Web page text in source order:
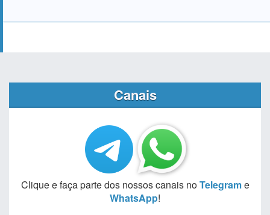
Canais
Clique e faça parte dos nossos canais noTelegrame
WhatsApp!